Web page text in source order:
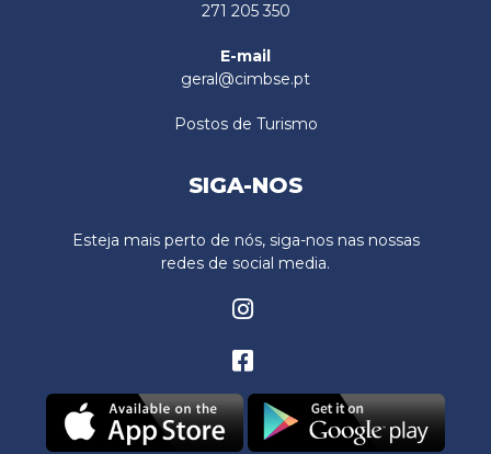
271 205 350
E-mail
geral@cimbse.pt
Postos de Turismo
SIGA-NOS
Esteja mais perto de nós, siga-nos nas nossas
redes de social media.